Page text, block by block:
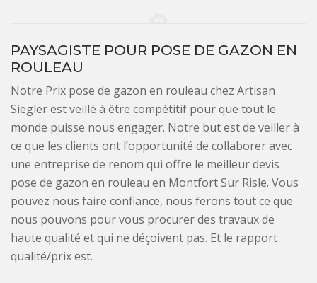
PAYSAGISTE POUR POSE DE GAZON EN
ROULEAU
Notre Prix pose de gazon en rouleau chez Artisan
Siegler est veillé à être compétitif pour que tout le
monde puisse nous engager. Notre but est de veiller à
ce que les clients ont l’opportunité de collaborer avec
une entreprise de renom qui offre le meilleur devis
pose de gazon en rouleau en Montfort Sur Risle. Vous
pouvez nous faire confiance, nous ferons tout ce que
nous pouvons pour vous procurer des travaux de
haute qualité et qui ne déçoivent pas. Et le rapport
qualité/prix est.